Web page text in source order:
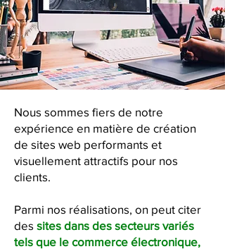
Nous sommes fiers de notre
expérience en matière de création
de sites web performants et
visuellement attractifs pour nos
clients.
Parmi nos réalisations, on peut citer
des sites dans des secteurs variés
tels que le commerce électronique,